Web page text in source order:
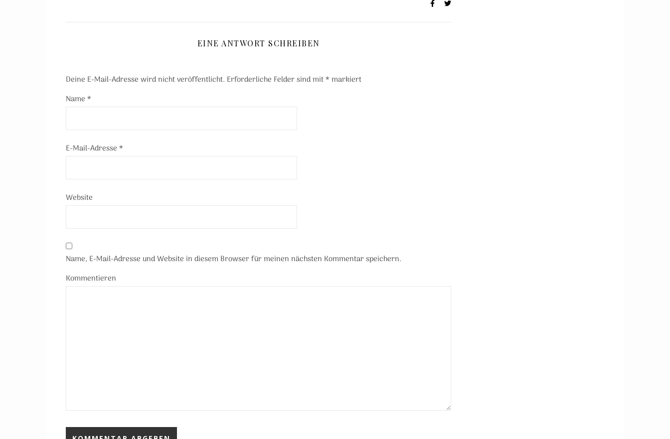
EINE ANTWORT SCHREIBEN
Deine E-Mail-Adresse wird nicht veröffentlicht. Erforderliche Felder sind mit* markiert
Name *
E-Mail-Adresse *
Website
Name, E-Mail-Adresse und Website in diesem Browser für meinen nächsten Kommentar speichern.
Kommentieren